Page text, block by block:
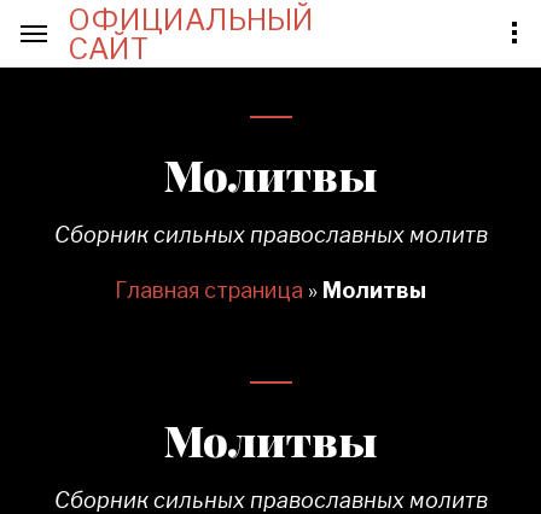
ОФИЦИАЛЬНЫЙ
САЙТ
Молитвы
Сборник сильных православных молитв
Главная страница » Молитвы
Молитвы
Сборник сильных православных молитв